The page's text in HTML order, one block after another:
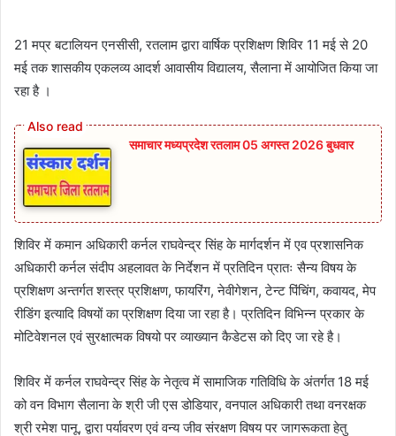
21 मप्र बटालियन एनसीसी, रतलाम द्वारा वार्षिक प्रशिक्षण शिविर 11 मई से 20
मई तक शासकीय एकलव्य आदर्श आवासीय विद्यालय, सैलाना में आयोजित किया जा
रहा है ।
समाचार मध्यप्रदेश रतलाम 05 अगस्त 2026 बुधवार
शिविर में कमान अधिकारी कर्नल राघवेन्द्र सिंह के मार्गदर्शन में एव प्रशासनिक
अधिकारी कर्नल संदीप अहलावत के निर्देशन में प्रतिदिन प्रातः सैन्य विषय के
प्रशिक्षण अन्तर्गत शस्त्र प्रशिक्षण, फायरिंग, नेवीगेशन, टेन्ट पिंचिंग, कवायद, मेप
रीडिंग इत्यादि विषयों का प्रशिक्षण दिया जा रहा है। प्रतिदिन विभिन्न प्रकार के
मोटिवेशनल एवं सुरक्षात्मक विषयो पर व्याख्यान कैडेटस को दिए जा रहे है।
शिविर में कर्नल राघवेन्द्र सिंह के नेतृत्व में सामाजिक गतिविधि के अंतर्गत 18 मई
को वन विभाग सैलाना के श्री जी एस डोडियार, वनपाल अधिकारी तथा वनरक्षक
श्री रमेश पानू, द्वारा पर्यावरण एवं वन्य जीव संरक्षण विषय पर जागरूकता हेतु